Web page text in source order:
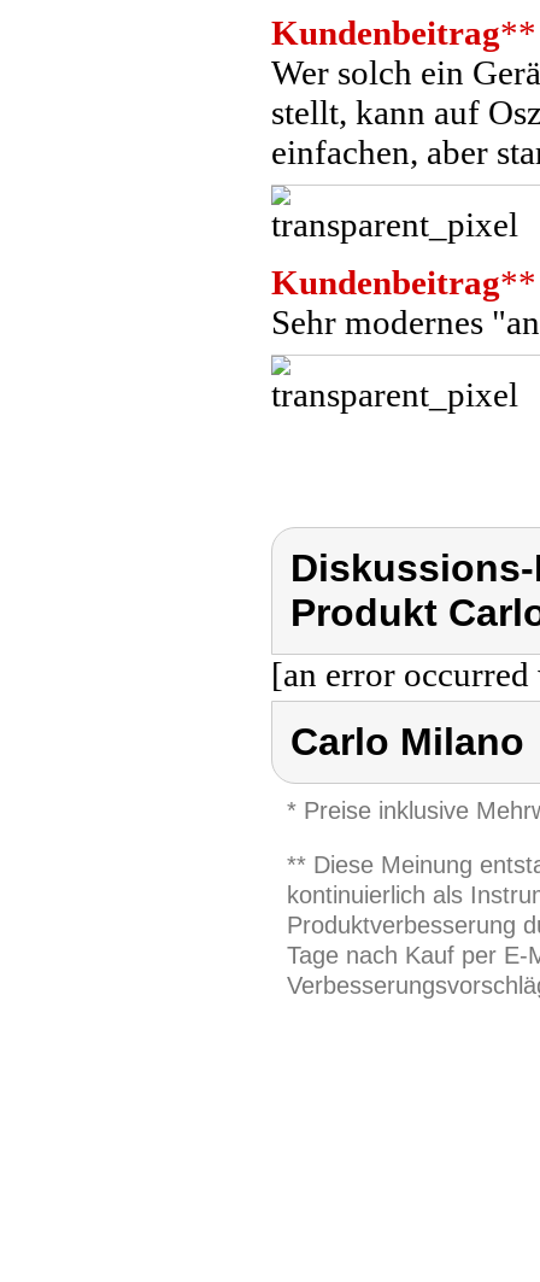
Kundenbeitrag**
Wer solch ein
stellt, kann auf
einfachen, aber
Kundenbeitrag**
Sehr modernes
Produkt
[an error
Carlo Milano
* Preise inklusive
** Diese Meinung
kontinuierlich als
Produktverbesserung
Tage nach Kauf per E-